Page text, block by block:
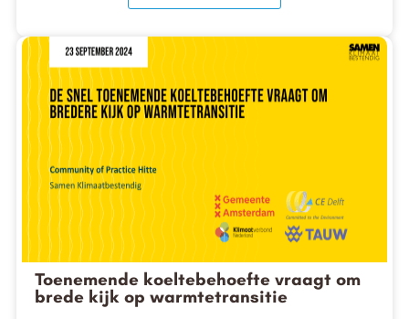
Toenemende koeltebehoefte vraagt om
brede kijk op warmtetransitie